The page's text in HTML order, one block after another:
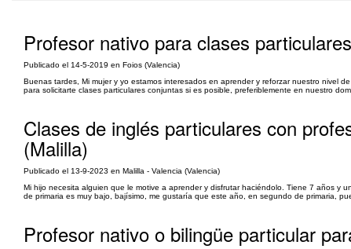
Profesor nativo para clases
Publicado el 14-5-2019 en Foios (Valencia)
Buenas tardes, Mi mujer y yo estamos interesados en aprender y reforzar nuestro nivel
para solicitarte clases particulares conjuntas si es posible, preferiblemente en nuestro
Clases de inglés particulares con
(Malilla)
Publicado el 13-9-2023 en Malilla - Valencia (Valencia)
Mi hijo necesita alguien que le motive a aprender y disfrutar haciéndolo. Tiene 7 años y
de primaria es muy bajo, bajísimo, me gustaría que este año, en segundo de primaria,
Profesor nativo o bilingüe particular